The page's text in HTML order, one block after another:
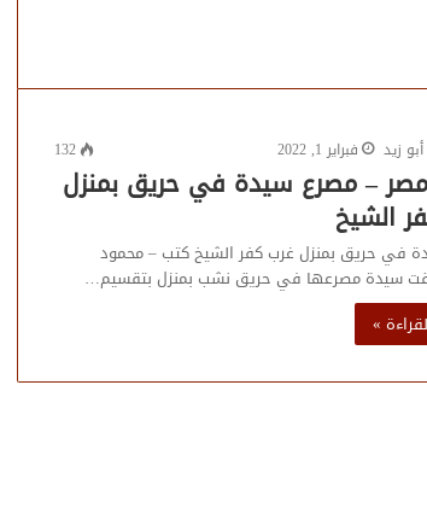
زيد
فبراير 1, 2022 132
– مصرع سيدة في حريق بمنزل
الشيخ
في حريق بمنزل غرب كفر الشيخ كتب – محمود
سيدة مصرعها في حريق نشب بمنزل بتقسيم…
»